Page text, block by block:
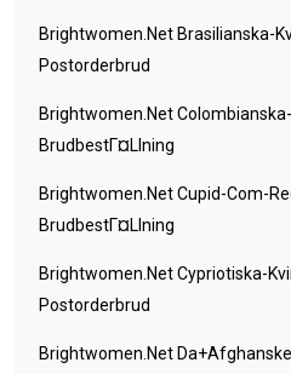
Brightwomen.net Brasilianska-
Postorderbrud
Brightwomen.net
BrudbestГ¤llning
Brightwomen.net Cupid-Com-
BrudbestГ¤llning
Brightwomen.net Cypriotiska-
Postorderbrud
Brightwomen.net